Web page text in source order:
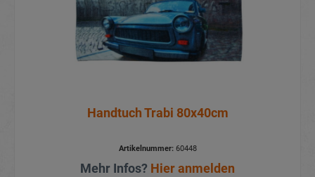
Handtuch Trabi 80x40cm
Artikelnummer:60448
Mehr Infos? Hier anmelden